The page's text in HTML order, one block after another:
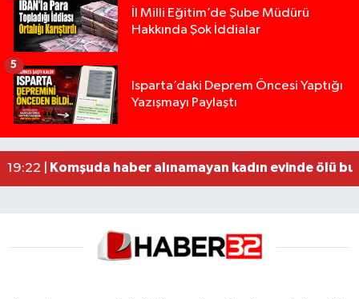
İl Milli Eğitim’de Şube Müdürü
Hakkında Şok İddialar
Isparta’daki Deprem Öncesi Yaptığı
Yazışmayı Paylaştı
5
13:00 |Yığılca'da kardeşler arasındaki silahlı kavgada
12:48 |Tur teknesi çalışanlarının birbirine girdiği kavga
02:26 |MOTOSİKLETLE ÇARPIŞAN OTOMOBİL GÜL
19:22 |
Komşuda haber alınamayan kadın evinde ölü